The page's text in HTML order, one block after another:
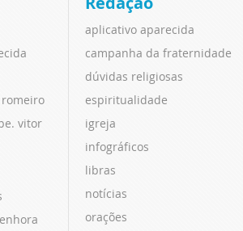
vitor
aplicativo aparecida
campanha da fraternidade
dúvidas religiosas
espiritualidade
igreja
infográficos
libras
notícias
orações